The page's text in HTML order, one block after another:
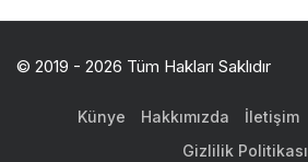
© 2019 - 2026 Tüm Hakları Saklıdır
Künye Hakkımızda İletişim
Gizlilik Politikası